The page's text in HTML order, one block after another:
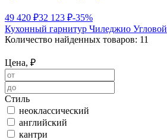
49 420 ₽32 123 ₽-35%
Кухонный гарнитур Чиледжио Угловой
Количество найденных товаров: 11
Цена, ₽
Стиль
неоклассический
английский
кантри